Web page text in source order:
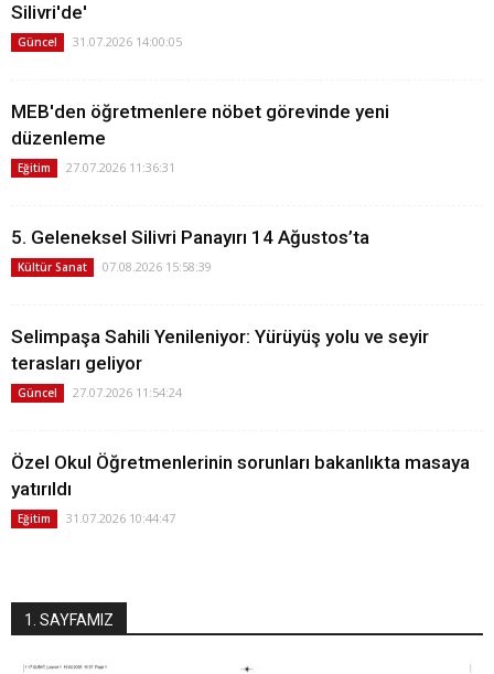
Silivri'de'
Güncel 31.07.2026 14:00:05
MEB'den öğretmenlere nöbet görevinde yeni
düzenleme
Eğitim 27.07.2026 11:36:31
5. Geleneksel Silivri Panayırı 14 Ağustos’ta
Kültür Sanat 07.08.2026 15:58:39
Selimpaşa Sahili Yenileniyor: Yürüyüş yolu ve seyir
terasları geliyor
Güncel 27.07.2026 11:54:24
Özel Okul Öğretmenlerinin sorunları bakanlıkta masaya
yatırıldı
Eğitim 31.07.2026 10:44:47
1. SAYFAMIZ